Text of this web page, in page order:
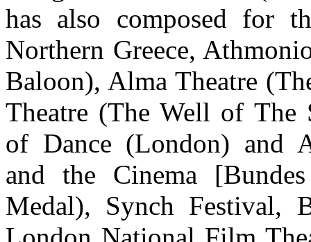
has also composed for
Northern Greece,
Baloon), Alma Theatre
Theatre (The Well of The
of Dance (London) and
and the Cinema
Medal), Synch Festival,